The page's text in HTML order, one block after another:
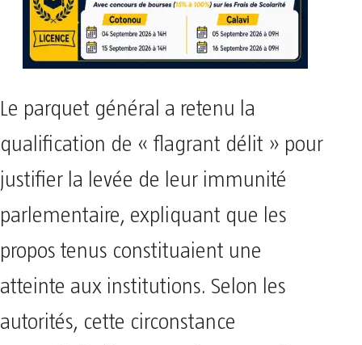
Le parquet général a retenu la
qualification de « flagrant délit » pour
justifier la levée de leur immunité
parlementaire, expliquant que les
propos tenus constituaient une
atteinte aux institutions. Selon les
autorités, cette circonstance